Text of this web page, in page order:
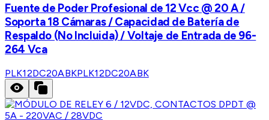
Fuente de Poder Profesional de 12 Vcc @ 20 A /
Soporta 18 Cámaras / Capacidad de Batería de
Respaldo (No Incluida) / Voltaje de Entrada de 96-
264 Vca
PLK12DC20ABKPLK12DC20ABK